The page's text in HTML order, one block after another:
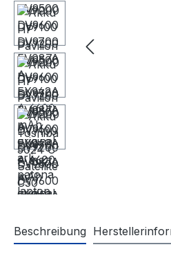
Beschreibung